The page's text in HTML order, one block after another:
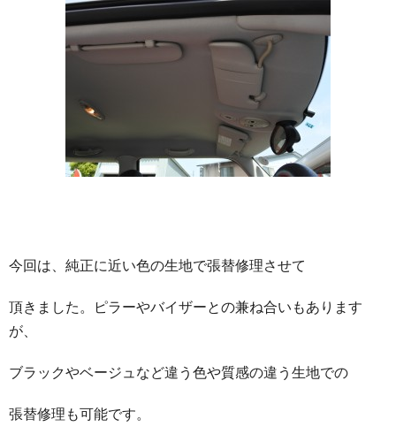
今回は、純正に近い色の生地で張替修理させて
頂きました。ピラーやバイザーとの兼ね合いもあります
が、
ブラックやベージュなど違う色や質感の違う生地での
張替修理も可能です。